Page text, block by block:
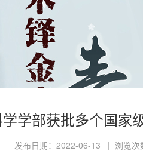
学部获批多个国家
发布日期：2022-06-13 | 浏览次